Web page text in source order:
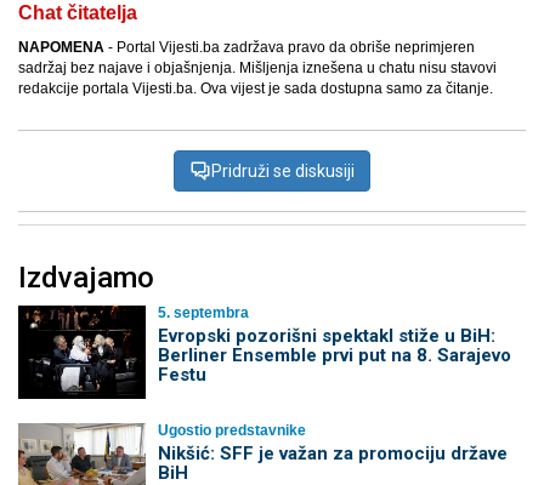
Chat čitatelja
NAPOMENA - Portal Vijesti.ba zadržava pravo da obriše neprimjeren
sadržaj bez najave i objašnjenja. Mišljenja iznešena u chatu nisu stavovi
redakcije portala Vijesti.ba. Ova vijest je sada dostupna samo za čitanje.
Pridruži se diskusiji
Izdvajamo
5. septembra
Evropski pozorišni spektakl stiže u BiH:
Berliner Ensemble prvi put na 8. Sarajevo
Festu
Ugostio predstavnike
Nikšić: SFF je važan za promociju države
BiH